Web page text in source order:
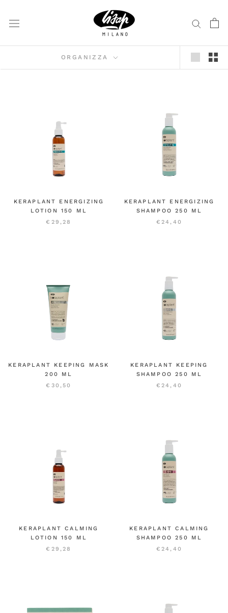
contenuto
ORGANIZZA
KERAPLANT ENERGIZING
LOTION 150 ML
€29,28
KERAPLANT ENERGIZING
SHAMPOO 250 ML
€24,40
KERAPLANT KEEPING MASK
200 ML
€30,50
KERAPLANT KEEPING
SHAMPOO 250 ML
€24,40
KERAPLANT CALMING
LOTION 150 ML
€29,28
KERAPLANT CALMING
SHAMPOO 250 ML
€24,40